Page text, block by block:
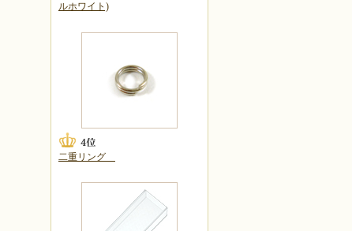
ルホワイト)
二重リング